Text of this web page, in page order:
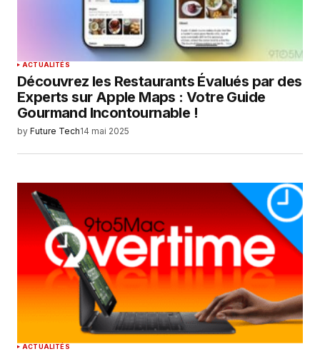
ACTUALITÉS
Découvrez les Restaurants Évalués par des
Experts sur Apple Maps : Votre Guide
Gourmand Incontournable !
by Future Tech14 mai 2025
ACTUALITÉS